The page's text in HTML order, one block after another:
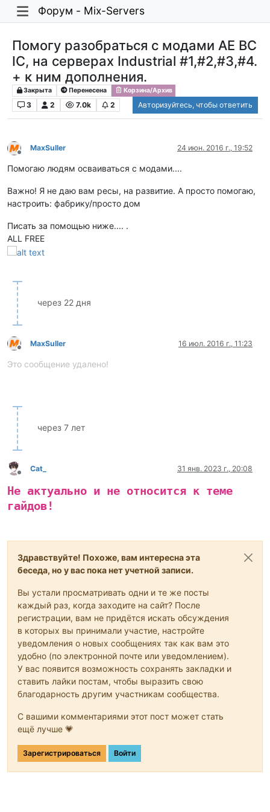
Форум - Mix-Servers
Помогу разобраться с модами AE BC
IC, на серверах Industrial #1,#2,#3,#4.
+ к ним дополнения.
Закрыта Перенесена Корзина/Архив
3 2 7.0k 2 Авторизуйтесь, чтобы ответить
Не в сети
MaxSuller 24 июн. 2016 г., 19:52
Помогаю людям осваиваться с модами....
Важно! Я не даю вам ресы, на развитие. А просто помогаю,
настроить: фабрику/просто дом
Писать за помощью ниже.... .
ALL FREE
через 22 дня
Не в сети
MaxSuller 16 июл. 2016 г., 11:23
Это сообщение удалено!
через 7 лет
Не в сети
Cat_ 31 янв. 2023 г., 20:08
Не актуально и не относится к теме
гайдов!
Здравствуйте! Похоже, вам интересна эта
беседа, но у вас пока нет учетной записи.
Вы устали просматривать одни и те же посты
каждый раз, когда заходите на сайт? После
регистрации, вам не придётся искать обсуждения
в которых вы принимали участие, настройте
уведомления о новых сообщениях так как вам это
удобно (по электронной почте или уведомлением).
У вас появится возможность сохранять закладки и
ставить лайки постам, чтобы выразить свою
благодарность другим участникам сообщества.
С вашими комментариями этот пост может стать
ещё лучше 💗
Зарегистрироваться Войти